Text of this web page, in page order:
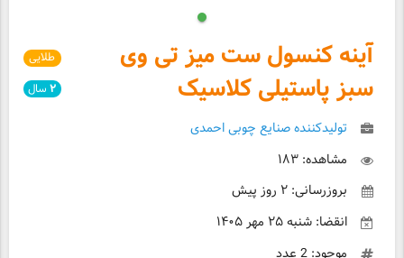
آینه کنسول ست میز تی وی
سبز پاستیلی کلاسیک
تولیدکننده صنایع چوبی احمدی
مشاهده: ۱۸۳
بروزرسانی: ۲ روز پیش
انقضا: شنبه ۲۵ مهر ۱۴۰۵
موجود: 2 عدد
طلایی
۲ سال